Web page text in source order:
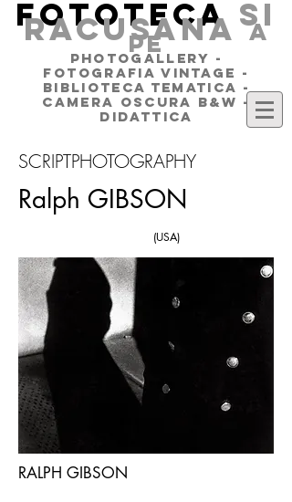
FOTOTECA SI
RACUSANAa
pe
PHOTOGALLERY -
FOTOGRAFIA VINTAGE -
BIBLIOTECA TEMATICA -
CAMERA OSCURA B&W -
DIDATTICA
SCRIPTPHOTOGRAPHY
Ralph GIBSON
(USA)
RALPH GIBSON